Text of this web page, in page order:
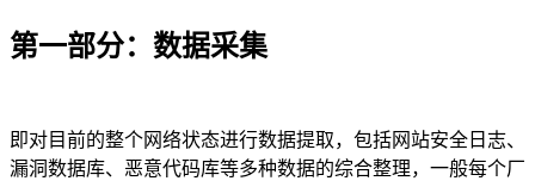
第一部分：数据采集
即对目前的整个网络状态进行数据提取，包括网站安全日志、
漏洞数据库、恶意代码库等多种数据的综合整理，一般每个厂